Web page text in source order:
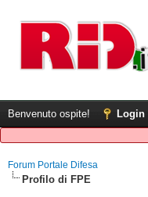
Benvenuto ospite! Login
Forum Portale Difesa
Profilo di FPE